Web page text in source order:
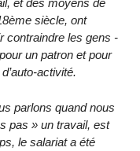
et des moyens de
siècle, ont
contraindre les gens -
un patron et pour
activité.
parlons quand nous
pas » un travail, est
le salariat a été